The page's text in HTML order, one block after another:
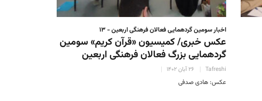
اخبار سومین گردهمایی فعالان فرهنگی اربعین - ۱۳
عکس خبری/ کمیسیون «قرآن کریم» سومین
گردهمایی بزرگ فعالان فرهنگی اربعین
Tafreshi ۲۶ آبان ۱۴۰۲
عکس: هادی صدفی